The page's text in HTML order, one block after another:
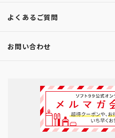
よくあるご質問
お問い合わせ